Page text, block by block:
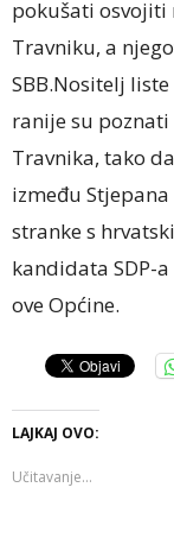
pokušati osvojiti
Travniku, a
SBB.Nositelj
ranije su
Travnika, tako
između
stranke s
kandidata SDP-
ove Općine.
LAJKAJ OVO:
Učitavanje...